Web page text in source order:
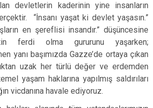
devletlerin kaderinin yine insanların
“İnsanı yaşat ki devlet yaşasın.”
en şereflisi insandır.” düşüncesine
ferdi olma gururunu yaşarken;
yanı başımızda Gazze’de ortaya çıkan
uzak her türlü değer ve erdemden
yaşam haklarına yapılmış saldırıları
vicdanına havale ediyoruz.